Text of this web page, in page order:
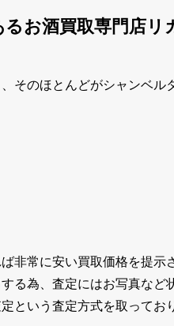
お酒買取専門店リ
そのほとんどがシャンベ
非常に安い買取価格を提
る為、査定にはお写真な
という査定方式を取って